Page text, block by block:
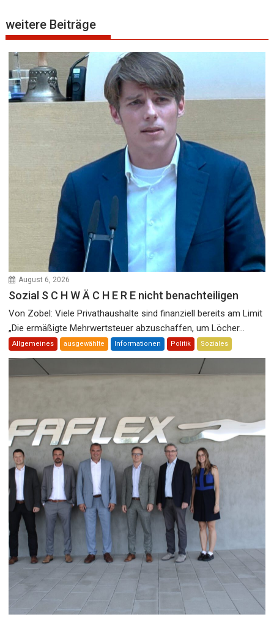
weitere Beiträge
August 6, 2026
Sozial S C H W Ä C H E R E nicht benachteiligen
Von Zobel: Viele Privathaushalte sind finanziell bereits am Limit
„Die ermäßigte Mehrwertsteuer abzuschaffen, um Löcher...
Allgemeines ausgewählte Informationen Politik Soziales